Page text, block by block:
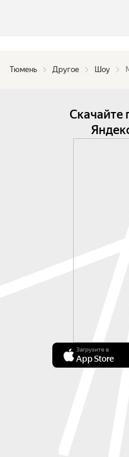
Тюмень Другое Шоу
Скачайте
Загрузите в
App Store